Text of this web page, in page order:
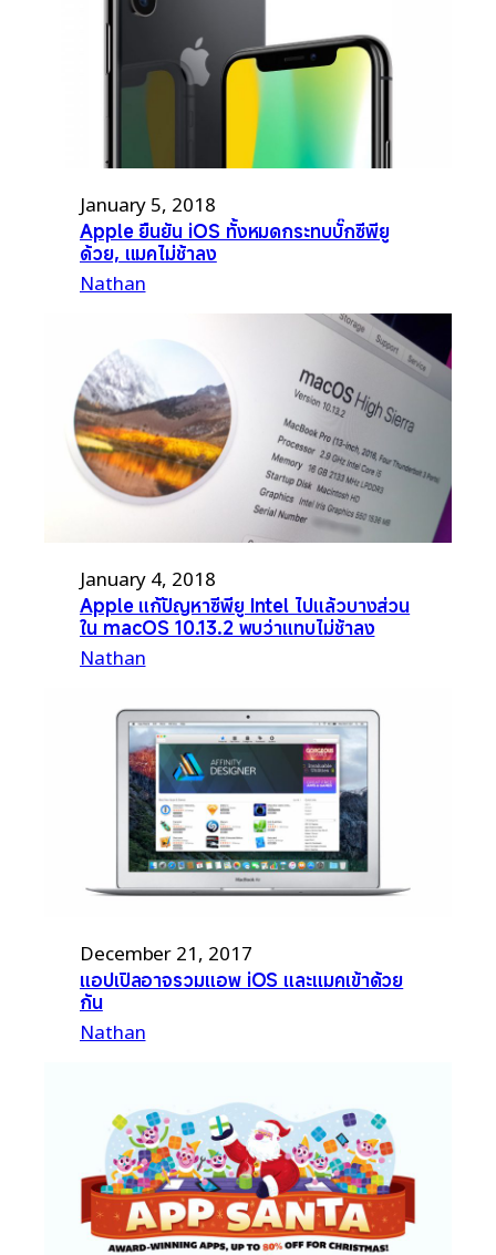
January 5, 2018
Apple ยืนยัน iOS ทั้งหมดกระทบบั๊กซีพียู
ด้วย, แมคไม่ช้าลง
Nathan
January 4, 2018
Apple แก้ปัญหาซีพียู Intel ไปแล้วบางส่วน
ใน macOS 10.13.2 พบว่าแทบไม่ช้าลง
Nathan
December 21, 2017
แอปเปิลอาจรวมแอพ iOS และแมคเข้าด้วย
กัน
Nathan